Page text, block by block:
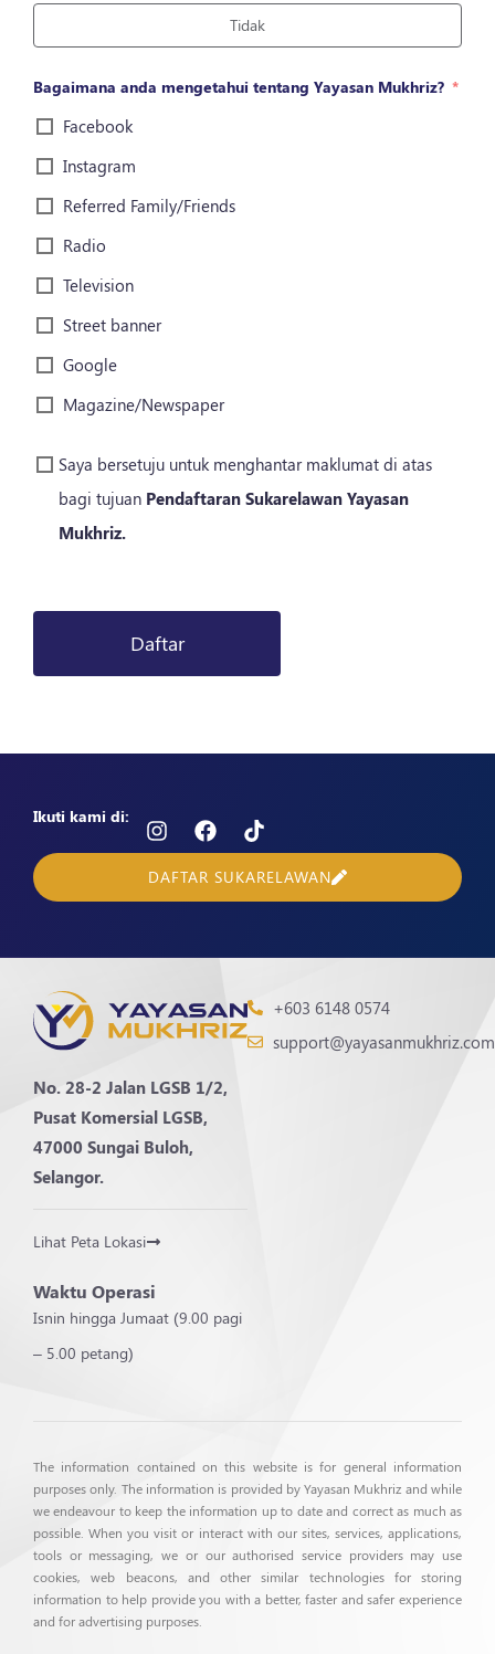
Tidak
Bagaimana anda mengetahui tentang Yayasan Mukhriz?
Facebook
Instagram
Referred Family/Friends
Radio
Television
Street banner
Google
Magazine/Newspaper
Saya bersetuju untuk menghantar maklumat di atas
bagi tujuan Pendaftaran Sukarelawan Yayasan
Mukhriz.
Daftar
Ikuti kami di:
DAFTAR SUKARELAWAN
No. 28-2 Jalan LGSB 1/2,
Pusat Komersial LGSB,
47000 Sungai Buloh,
Selangor.
Lihat Peta Lokasi
Waktu Operasi
Isnin hingga Jumaat (9.00 pagi
– 5.00 petang)
+603 6148 0574
support@yayasanmukhriz.com
The information contained on this website is for general information
purposes only. The information is provided by Yayasan Mukhriz and while
we endeavour to keep the information up to date and correct as much as
possible. When you visit or interact with our sites, services, applications,
tools or messaging, we or our authorised service providers may use
cookies, web beacons, and other similar technologies for storing
information to help provide you with a better, faster and safer experience
and for advertising purposes.